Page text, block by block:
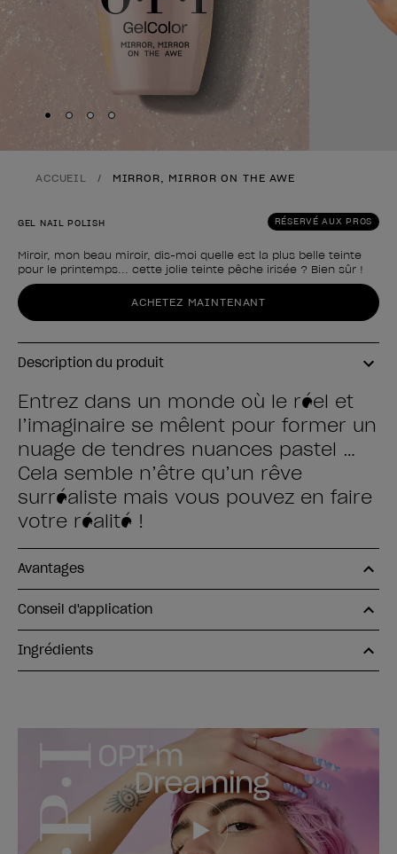
Skip to slide 1
Skip to slide 2
Skip to slide 3
Skip to slide4
ACCUEIL MIRROR, MIRROR ON THE AWE
RÉSERVÉ AUX PROS
GEL NAIL POLISH
Miroir, mon beau miroir, dis-moi quelle est la plus belle teinte
pour le printemps... cette jolie teinte pêche irisée ? Bien sûr !
Forme du produit
ACHETEZ MAINTENANT
Description du produit
Entrez dans un monde où le réel et
l’imaginaire se mêlent pour former un
nuage de tendres nuances pastel …
Cela semble n’être qu’un rêve
surréaliste mais vous pouvez en faire
votre réalité !
Avantages
Conseil d'application
Ingrédients